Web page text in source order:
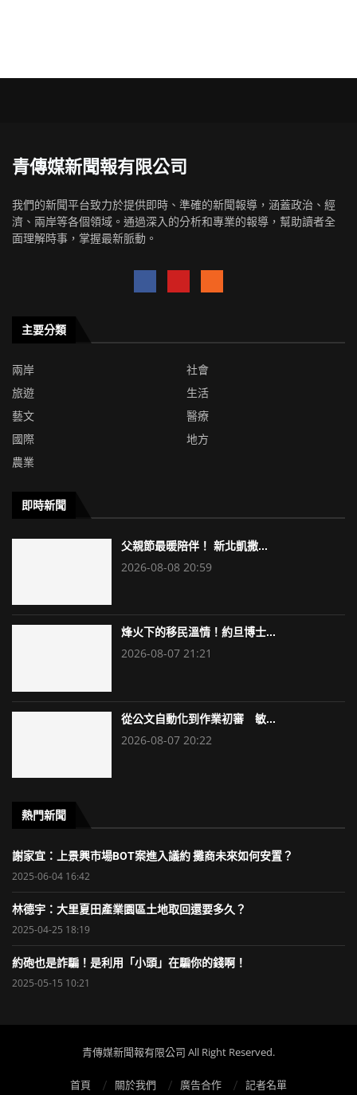
青傳媒新聞報有限公司
我們的新聞平台致力於提供即時、準確的新聞報導，涵蓋政治、經
濟、兩岸等各個領域。通過深入的分析和專業的報導，幫助讀者全
面理解時事，掌握最新脈動。
主要分類
兩岸
社會
旅遊
生活
藝文
醫療
國際
地方
農業
即時新聞
父親節最暖陪伴！ 新北凱撒...
2026-08-08 20:59
烽火下的移民溫情！約旦博士...
2026-08-07 21:21
從公文自動化到作業初審 敏...
2026-08-07 20:22
熱門新聞
謝家宜：上景興市場BOT案進入議約 攤商未來如何安置？
2025-06-04 16:42
林德宇：大里夏田產業園區土地取回還要多久？
2025-04-25 18:19
約砲也是詐騙！是利用「小頭」在騙你的錢啊！
2025-05-15 10:21
青傳媒新聞報有限公司 All Right Reserved.
首頁 關於我們 廣告合作 記者名單